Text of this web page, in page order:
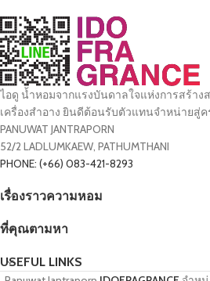
ไอดู น้ำหอมจากแรงบันดาลใจแห่งการสร้า
เครื่องสำอาง ยินดีต้อนรับตัวแทนจำหน่ายสู่
PANUWAT JANTRAPORN
52/2 LADLUMKAEW, PATHUMTHANI
PHONE: (+66) 083-421-8293
เรื่องราวความหอม
ที่คุณตามหา
USEFUL LINKS